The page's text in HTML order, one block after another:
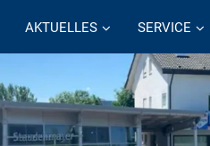
AKTUELLES SERVICE